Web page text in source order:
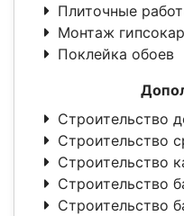
Плиточные
Монтаж
Поклейка обоев
Строительство
Строительство
Строительство
Строительство
Строительство